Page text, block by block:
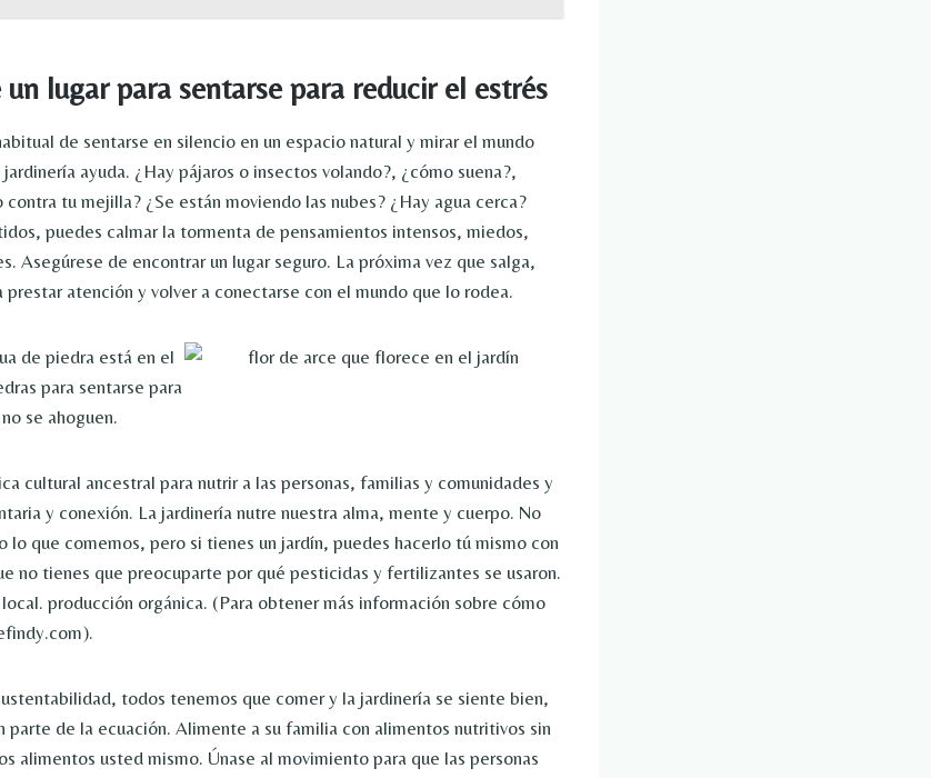
un lugar para sentarse para reducir el estrés
de sentarse en silencio en un espacio natural y mirar el mundo
ayuda. ¿Hay pájaros o insectos volando?, ¿cómo suena?,
tu mejilla? ¿Se están moviendo las nubes? ¿Hay agua cerca?
puedes calmar la tormenta de pensamientos intensos, miedos,
Asegúrese de encontrar un lugar seguro. La próxima vez que salga,
atención y volver a conectarse con el mundo que lo rodea.
cultural ancestral para nutrir a las personas, familias y comunidades y
y conexión. La jardinería nutre nuestra alma, mente y cuerpo. No
lo que comemos, pero si tienes un jardín, puedes hacerlo tú mismo con
no tienes que preocuparte por qué pesticidas y fertilizantes se usaron.
producción orgánica. (Para obtener más información sobre cómo
todos tenemos que comer y la jardinería se siente bien,
parte de la ecuación. Alimente a su familia con alimentos nutritivos sin
alimentos usted mismo. Únase al movimiento para que las personas